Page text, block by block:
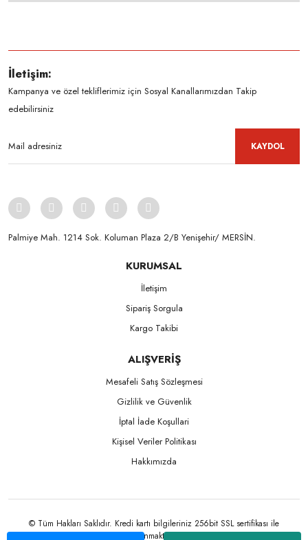
İletişim:
Kampanya ve özel tekliflerimiz için Sosyal Kanallarımızdan Takip
edebilirsiniz
KAYDOL
Palmiye Mah. 1214 Sok. Koluman Plaza 2/B Yenişehir/ MERSİN.ㅤㅤㅤㅤㅤㅤㅤㅤㅤㅤㅤㅤㅤㅤㅤㅤㅤㅤㅤㅤㅤㅤㅤㅤㅤㅤㅤㅤㅤㅤㅤㅤㅤㅤㅤ ㅤㅤㅤㅤㅤㅤㅤㅤㅤㅤ
KURUMSAL
İletişim
Sipariş Sorgula
Kargo Takibi
ALIŞVERİŞ
Mesafeli Satış Sözleşmesi
Gizlilik ve Güvenlik
İptal İade Koşullari
Kişisel Veriler Politikası
Hakkımızda
© Tüm Hakları Saklıdır. Kredi kartı bilgileriniz 256bit SSL sertifikası ile
korunmaktadır.